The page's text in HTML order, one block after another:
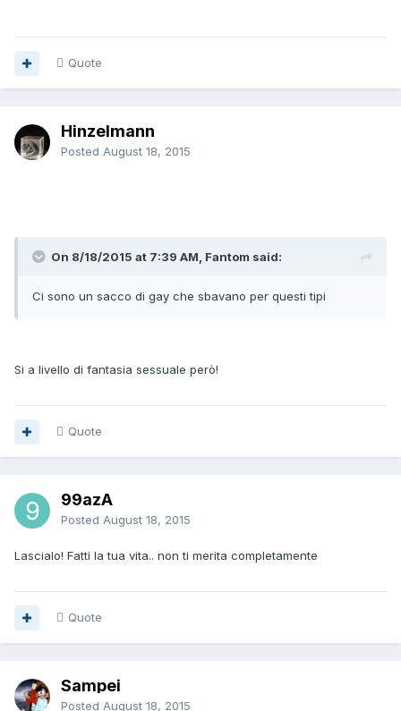
Quote
Hinzelmann
Posted August 18, 2015
On 8/18/2015 at 7:39 AM, Fantom said:
Ci sono un sacco di gay che sbavano per questi tipi
Si a livello di fantasia sessuale però!
Quote
99azA
Posted August 18, 2015
Lascialo! Fatti la tua vita.. non ti merita completamente
Quote
Sampei
Posted August 18, 2015